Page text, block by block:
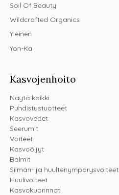
Soil Of Beauty
Wildcrafted Organics
Yleinen
Yon-Ka
Kasvojenhoito
Näytä kaikki
Puhdistustuotteet
Kasvovedet
Seerumit
Voiteet
Kasvoöljyt
Balmit
Silmän- ja huultenympärysvoiteet
Huulivoiteet
Kasvokuorinnat